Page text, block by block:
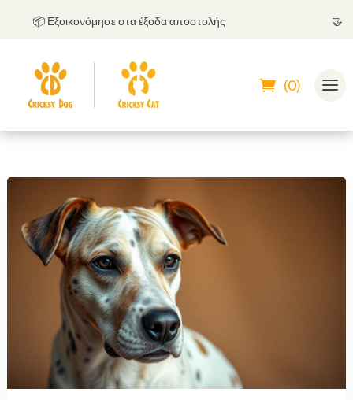
📦 Εξοικονόμησε στα έξοδα αποστολής
(0)